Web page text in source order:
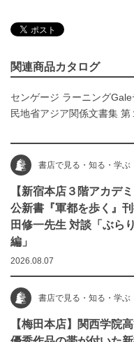
関連商品カタログ
センゲージ ラーニング
民地省アジア関係文書集
書店で見る・知る・学ぶ
【新宿本店３階アカデ
公新書『軍都を歩く』
田修一先生 対談「ぶら
編」
2026.08.07
書店で見る・知る・学ぶ
【梅田本店】関西学院